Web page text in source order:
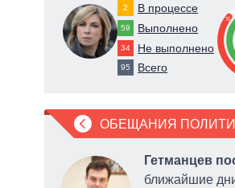
2 В процессе
59 Выполнено
34 Не выполнено
95 Всего
36
ОБЕЩАНИЯ
Гетманцев
ближайшие